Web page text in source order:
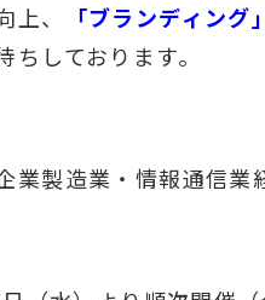
、
「ブランディング
ちしております。
業製造業・情報通信業